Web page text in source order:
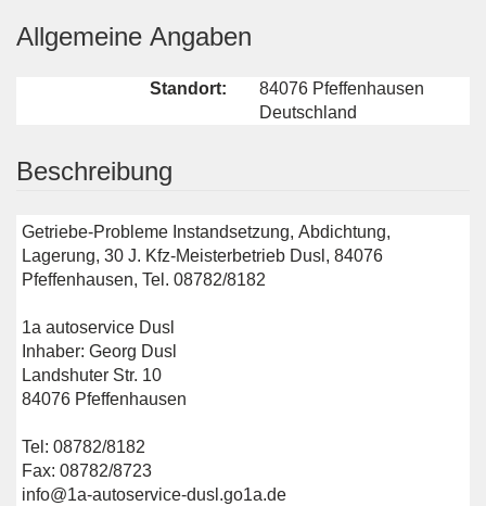
Allgemeine Angaben
Standort:
84076 Pfeffenhausen
Deutschland
Beschreibung
Getriebe-Probleme Instandsetzung, Abdichtung,
Lagerung, 30 J. Kfz-Meisterbetrieb Dusl, 84076
Pfeffenhausen, Tel. 08782/8182
1a autoservice Dusl
Inhaber: Georg Dusl
Landshuter Str. 10
84076 Pfeffenhausen
Tel: 08782/8182
Fax: 08782/8723
info@1a-autoservice-dusl.go1a.de